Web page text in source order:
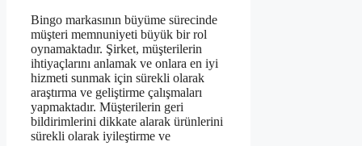
Bingo markasının büyüme sürecinde
müşteri memnuniyeti büyük bir rol
oynamaktadır. Şirket, müşterilerin
ihtiyaçlarını anlamak ve onlara en iyi
hizmeti sunmak için sürekli olarak
araştırma ve geliştirme çalışmaları
yapmaktadır. Müşterilerin geri
bildirimlerini dikkate alarak ürünlerini
sürekli olarak iyileştirme ve